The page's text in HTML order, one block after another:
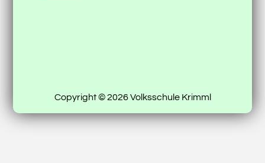
Copyright © 2026 Volksschule Krimml